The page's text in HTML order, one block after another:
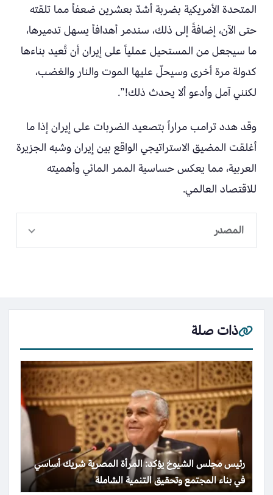
المتحدة الأمريكية بضربة أشدّ بعشرين ضعفاً مما تلقته
حتى الآن، إضافةً إلى ذلك، سندمر أهدافاً يسهل تدميرها،
ما سيجعل من المستحيل عملياً على إيران أن تُعيد بناءها
كدولة مرة أخرى وسيحلّ عليها الموت والنار والغضب،
لكنني آمل وأدعو ألا يحدث ذلك!”.
وقد هدد ترامب مراراً بتصعيد الضربات على إيران إذا ما
أغلقت المضيق الاستراتيجي الواقع بين إيران وشبه الجزيرة
العربية، مما يعكس حساسية الممر المائي وأهميته
للاقتصاد العالمي.
المصدر
ذات صلة
رئيس مجلس الشيوخ يؤكد: المرأة المصرية شريك أساسي
في بناء المجتمع وتحقيق التنمية الشاملة